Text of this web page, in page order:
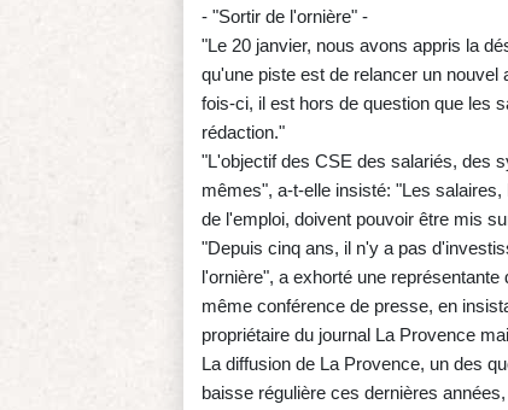
- "Sortir de l'ornière" -
"Le 20 janvier, nous avons appris la
qu'une piste est de relancer un
fois-ci, il est hors de question que les
rédaction."
"L'objectif des CSE des salariés, des
mêmes", a-t-elle insisté: "Les
de l'emploi, doivent pouvoir être mis
"Depuis cinq ans, il n'y a pas
l'ornière", a exhorté une
même conférence de presse, en
propriétaire du journal La Provence
La diffusion de La Provence, un des
baisse régulière ces dernières